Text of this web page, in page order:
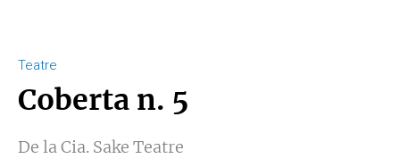
Teatre
Coberta n. 5
De la Cia. Sake Teatre